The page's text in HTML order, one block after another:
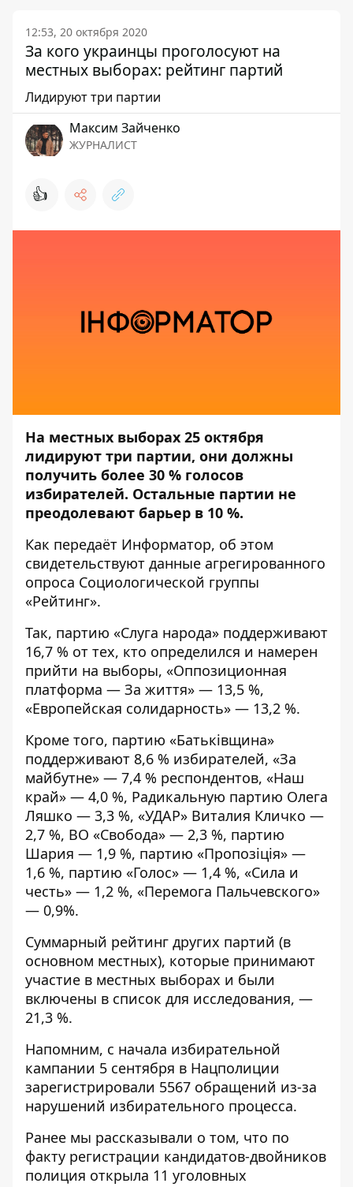
12:53, 20 октября 2020
За кого украинцы проголосуют на
местных выборах: рейтинг партий
Лидируют три партии
Максим Зайченко
ЖУРНАЛИСТ
👍
На местных выборах 25 октября
лидируют три партии, они должны
получить более 30 % голосов
избирателей. Остальные партии не
преодолевают барьер в 10 %.
Как передаёт Информатор, об этом
свидетельствуют данные агрегированного
опроса Социологической группы
«Рейтинг».
Так, партию «Слуга народа» поддерживают
16,7 % от тех, кто определился и намерен
прийти на выборы, «Оппозиционная
платформа — За життя» — 13,5 %,
«Европейская солидарность» — 13,2 %.
Кроме того, партию «Батькiвщина»
поддерживают 8,6 % избирателей, «За
майбутне» — 7,4 % респондентов, «Наш
край» — 4,0 %, Радикальную партию Олега
Ляшко — 3,3 %, «УДАР» Виталия Кличко —
2,7 %, ВО «Свобода» — 2,3 %, партию
Шария — 1,9 %, партию «Пропозiцiя» —
1,6 %, партию «Голос» — 1,4 %, «Сила и
честь» — 1,2 %, «Перемога Пальчевского»
— 0,9%.
Суммарный рейтинг других партий (в
основном местных), которые принимают
участие в местных выборах и были
включены в список для исследования, —
21,3 %.
Напомним, с начала избирательной
кампании 5 сентября в Нацполиции
зарегистрировали 5567 обращений из-за
нарушений избирательного процесса.
Ранее мы рассказывали о том, что по
факту регистрации кандидатов-двойников
полиция открыла 11 уголовных